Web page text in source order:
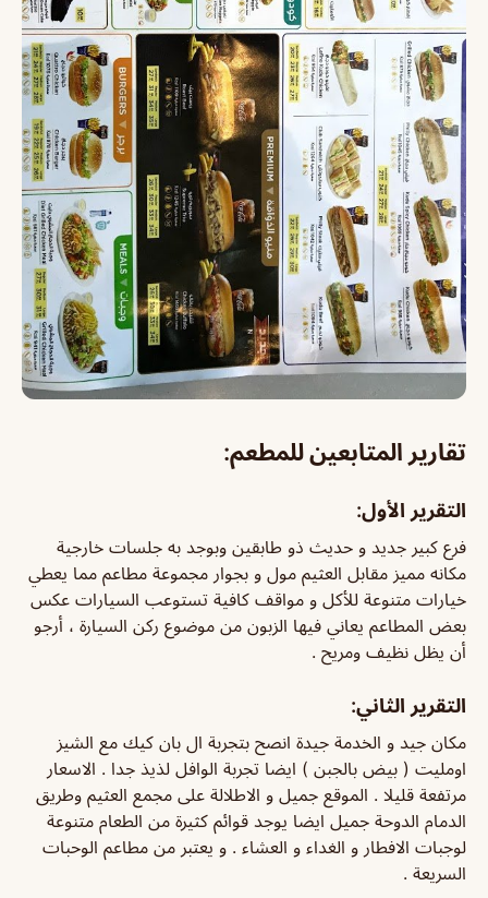
تقارير المتابعين للمطعم:
التقرير الأول:
فرع كبير جديد و حديث ذو طابقين وبوجد به جلسات خارجية
مكانه مميز مقابل العثيم مول و بجوار مجموعة مطاعم مما يعطي
خيارات متنوعة للأكل و مواقف كافية تستوعب السيارات عكس
بعض المطاعم يعاني فيها الزبون من موضوع ركن السيارة ، أرجو
أن يظل نظيف ومريح .
التقرير الثاني:
مكان جيد و الخدمة جيدة انصح بتجربة ال بان كيك مع الشيز
اومليت ( بيض بالجبن ) ايضا تجربة الوافل لذيذ جدا . الاسعار
مرتفعة قليلا . الموقع جميل و الاطلالة على مجمع العثيم وطريق
الدمام الدوحة جميل ايضا يوجد قوائم كثيرة من الطعام متنوعة
لوجبات الافطار و الغداء و العشاء . و يعتبر من مطاعم الوحبات
السريعة .